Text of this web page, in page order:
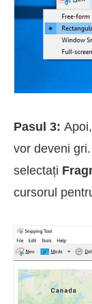
Pasul 3:
vor deveni
selectați
cursorul